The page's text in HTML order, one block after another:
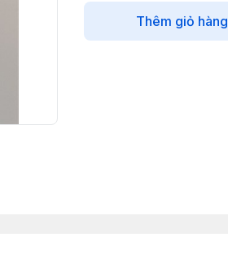
Thêm giỏ hàng